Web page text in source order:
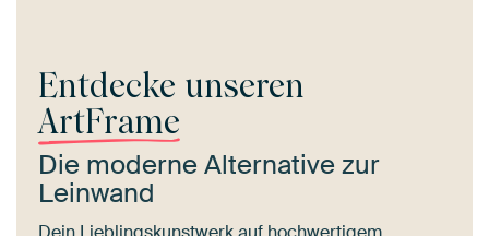
Entdecke unseren
ArtFrame
Die moderne Alternative zur
Leinwand